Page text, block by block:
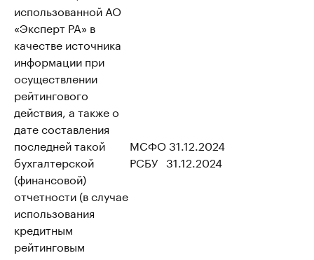
использованной АО
«Эксперт РА» в
качестве источника
информации при
осуществлении
рейтингового
действия, а также о
дате составления
последней такой
бухгалтерской
(финансовой)
отчетности (в случае
использования
кредитным
рейтинговым
МСФО 31.12.2024
РСБУ 31.12.2024